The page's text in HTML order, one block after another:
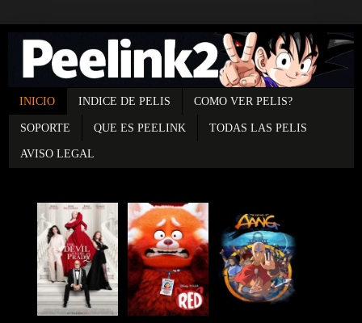
INICIO INDICE DE PELIS COMO VER PELIS?
SOPORTE QUE ES PEELINK TODAS LAS PELIS
AVISO LEGAL